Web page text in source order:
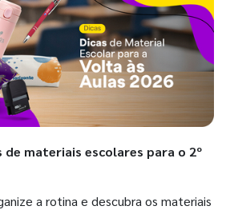
de materiais escolares para o 2º
a rotina e descubra os materiais